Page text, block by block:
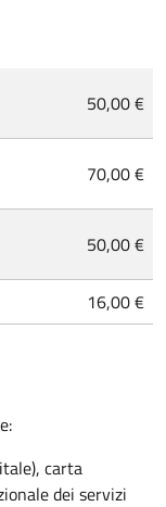
50,00 €
70,00 €
50,00 €
16,00 €
carta
dei servizi